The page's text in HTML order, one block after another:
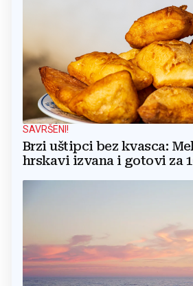
SAVRŠENI!
Brzi uštipci bez kvasca:
hrskavi izvana i gotovi za